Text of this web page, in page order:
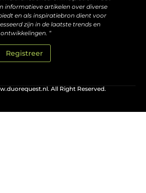
informatieve artikelen over diverse
en als inspiratiebron dient voor
zijn in de laatste trends en
ontwikkelingen. “
Registreer
All Right Reserved.